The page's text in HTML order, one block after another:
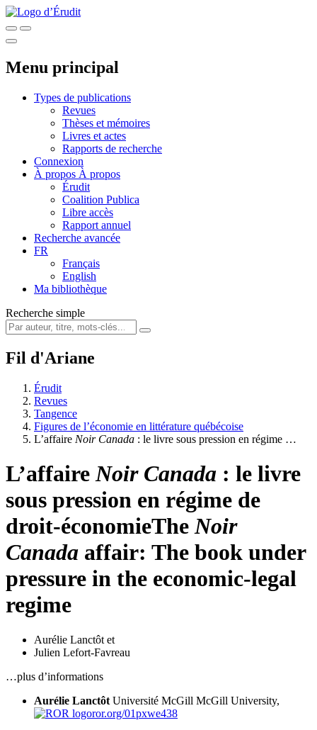
Menu principal
Types de publications
Revues
Thèses et mémoires
Livres et actes
Rapports de recherche
Connexion
À propos À propos
Érudit
Coalition Publica
Libre accès
Rapport annuel
Recherche avancée
FR
Français
English
Ma bibliothèque
Recherche simple
Fil d'Ariane
Érudit
Revues
Tangence
Figures de l’économie en littérature québécoise
L’affaire Noir Canada : le livre sous pression en régime …
L’affaire Noir Canada : le livre
sous pression en régime de
droit-économieThe Noir
Canada affair: The book under
pressure in the economic‑legal
regime
Aurélie Lanctôt et
Julien Lefort-Favreau
…plus d’informations
Aurélie Lanctôt Université McGill McGill University,
ror.org/01pxwe438